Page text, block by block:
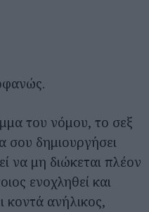
του νόμου, το σεξ
σου δημιουργήσει
να μη διώκεται πλέον
ενοχληθεί και
κοντά ανήλικος,